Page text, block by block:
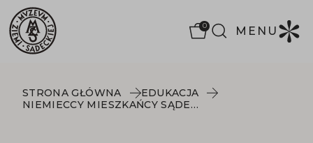
0 MENU
STRONA GŁÓWNA
EDUKACJA
NIEMIECCY MIESZKAŃCY SĄDECCZYZNY OD XVIII DO I POŁOWY XX W.